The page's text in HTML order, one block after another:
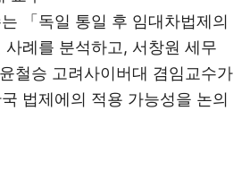
「독일 통일 후 임대차법제의
사례를 분석하고, 서창원 세무
철승 고려사이버대 겸임교수가
법제에의 적용 가능성을 논의